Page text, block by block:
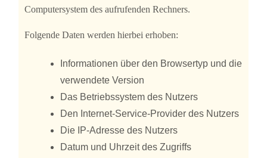
Computersystem des aufrufenden Rechners.
Folgende Daten werden hierbei erhoben:
Informationen über den Browsertyp und die
verwendete Version
Das Betriebssystem des Nutzers
Den Internet-Service-Provider des Nutzers
Die IP-Adresse des Nutzers
Datum und Uhrzeit des Zugriffs